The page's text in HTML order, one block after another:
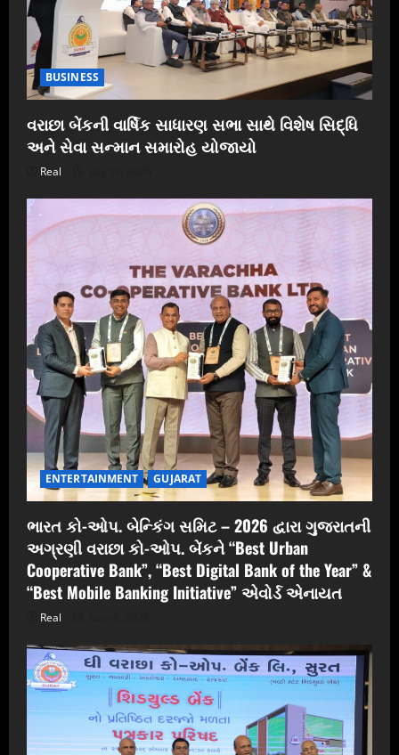
BUSINESS
વરાછા બેંકની વાર્ષિક સાધારણ સભા સાથે વિશેષ સિદ્ધિ
અને સેવા સન્માન સમારોહ યોજાયો
Real
ENTERTAINMENT GUJARAT
ભારત કો-ઓપ. બેન્કિંગ સમિટ – 2026 દ્વારા ગુજરાતની
અગ્રણી વરાછા કો-ઓપ. બેંકને “Best Urban
Cooperative Bank”, “Best Digital Bank of the Year” &
“Best Mobile Banking Initiative” એવોર્ડ એનાયત
Real